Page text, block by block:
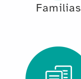
Familias